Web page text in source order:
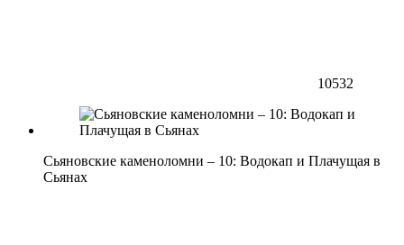
10532
Сьяновские каменоломни – 10: Водокап и Плачущая в
Сьянах